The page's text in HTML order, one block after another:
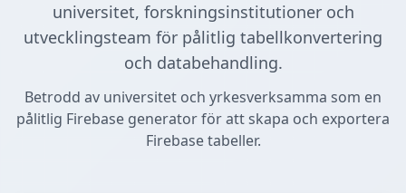
universitet, forskningsinstitutioner och
utvecklingsteam för pålitlig tabellkonvertering
och databehandling.
Betrodd av universitet och yrkesverksamma som en
pålitlig Firebase generator för att skapa och exportera
Firebase tabeller.